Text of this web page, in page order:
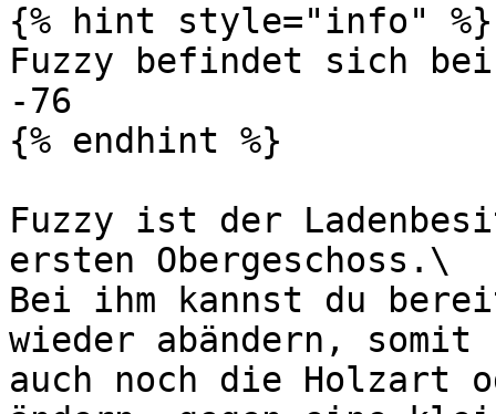
{% hint style="info" %}
Fuzzy befindet sich
-76
{% endhint %}
Fuzzy ist der
ersten Obergeschoss.\
Bei ihm kannst du
wieder abändern, somit
auch noch die Holzart